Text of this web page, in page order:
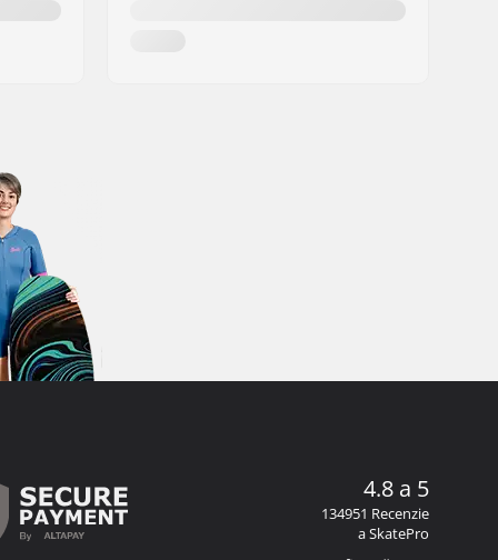
4.8 a 5
134951 Recenzie
a SkatePro